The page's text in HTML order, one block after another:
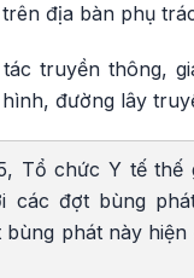
địa bàn phụ
truyền thông,
đường lây
Tổ chức Y tế
các đợt bùng
phát này